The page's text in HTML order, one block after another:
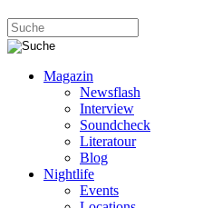
Magazin
Newsflash
Interview
Soundcheck
Literatour
Blog
Nightlife
Events